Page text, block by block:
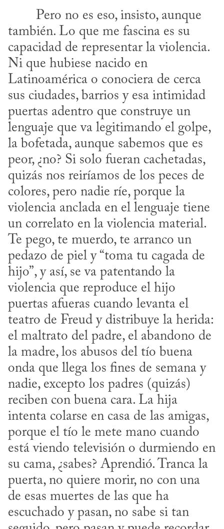
también. Lo que me fascina es su
capacidad de representar la violencia.
Ni que hubiese nacido en
Latinoamérica o conociera de cerca
sus ciudades, barrios y esa intimidad
puertas adentro que construye un
lenguaje que va legitimando el golpe,
la bofetada, aunque sabemos que es
peor, ¿no? Si solo fueran cachetadas,
quizás nos reiríamos de los peces de
colores, pero nadie ríe, porque la
violencia anclada en el lenguaje tiene
un correlato en la violencia material.
Te pego, te muerdo, te arranco un
pedazo de piel y “toma tu cagada de
hijo”, y así, se va patentando la
violencia que reproduce el hijo
puertas afueras cuando levanta el
teatro de Freud y distribuye la herida:
el maltrato del padre, el abandono de
la madre, los abusos del tío buena
onda que llega los fines de semana y
nadie, excepto los padres (quizás)
reciben con buena cara. La hija
intenta colarse en casa de las amigas,
porque el tío le mete mano cuando
está viendo televisión o durmiendo en
su cama, ¿sabes? Aprendió. Tranca la
puerta, no quiere morir, no con una
de esas muertes de las que ha
escuchado y pasan, no sabe si tan